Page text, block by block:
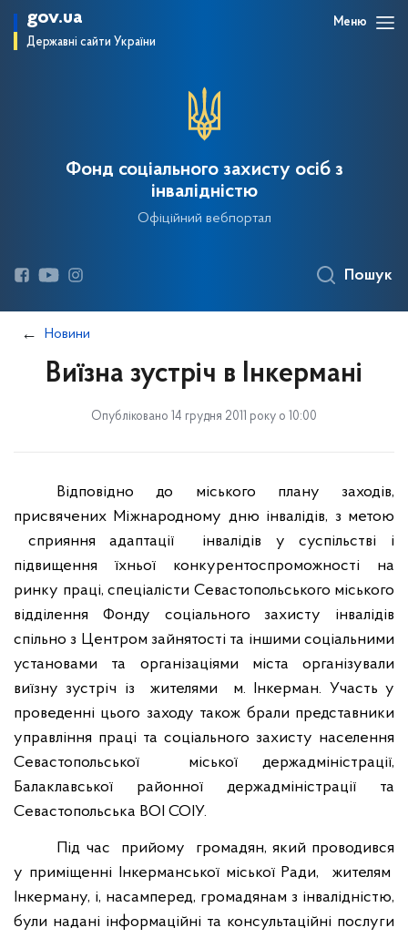
gov.ua
Державні сайти України
Меню
Фонд соціального захисту осіб з
інвалідністю
Офіційний вебпортал
Пошук
Новини
Виїзна зустріч в Інкермані
Опубліковано 14 грудня 2011 року о 10:00
Відповідно до міського плану заходів,
присвячених Міжнародному дню інвалідів, з метою
сприяння адаптації
інвалідів у суспільстві і
підвищення їхньої конкурентоспроможності на
ринку праці, спеціалісти Севастопольського міського
відділення Фонду соціального захисту інвалідів
спільно з Центром зайнятості та іншими соціальними
установами та організаціями міста організували
виїзну зустріч із
жителями
м. Інкерман. Участь у
проведенні цього заходу також брали представники
управління праці та соціального захисту населення
Севастопольської
міської держадміністрації,
Балаклавської районної держадміністрації та
Севастопольська ВОІ СОІУ.
Під час прийому громадян, який проводився
у приміщенні Інкерманської міської Ради,
жителям
Інкерману, і, насамперед, громадянам з інвалідністю,
були надані інформаційні та консультаційні послуги